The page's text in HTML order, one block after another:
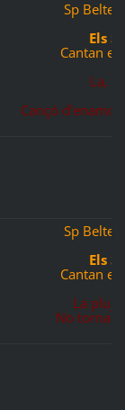
Sp Belter
Els
Cantan
La,
Cançó
Sp Belter
Els
Cantan
La
No